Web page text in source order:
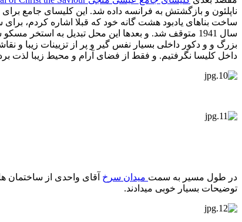
ناپلئون و بازگشتش به فرانسه داده شد. این کلیسای جامع
ساخت بناهای یادبود هشت گانه خود که قبلا اشاره کردم،
بزرگ و و دکور داخلی بسیار نفس گیر و پر از تزیینات زیبا
داخل کلیسا نگرفتیم. و فقط از فضای آرام و محیط زیبا لذت
در طول مسیر به سمت میدان سرخ آقای واحدی از ساختمان
توضیحات بسیار خوبی میدادند.